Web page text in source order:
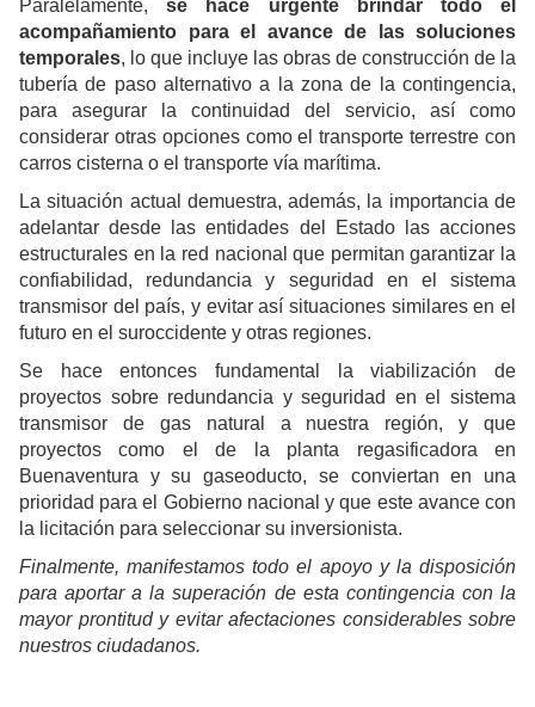
Paralelamente,se hace urgente brindar todo el
acompañamiento para el avance de las soluciones
temporales, lo que incluye las obras de construcción de la
tubería de paso alternativo a la zona de la contingencia,
para asegurar la continuidad del servicio, así como
considerar otras opciones como el transporte terrestre con
carros cisterna o el transporte vía marítima.
La situación actual demuestra, además, la importancia de
adelantar desde las entidades del Estado las acciones
estructurales en la red nacional que permitan garantizar la
confiabilidad, redundancia y seguridad en el sistema
transmisor del país, y evitar así situaciones similares en el
futuro en el suroccidente y otras regiones.
Se hace entonces fundamental la viabilización de
proyectos sobre redundancia y seguridad en el sistema
transmisor de gas natural a nuestra región, y que
proyectos como el de la planta regasificadora en
Buenaventura y su gaseoducto, se conviertan en una
prioridad para el Gobierno nacional y que este avance con
la licitación para seleccionar su inversionista.
Finalmente, manifestamos todo el apoyo y la disposición
para aportar a la superación de esta contingencia con la
mayor prontitud y evitar afectaciones considerables sobre
nuestros ciudadanos.